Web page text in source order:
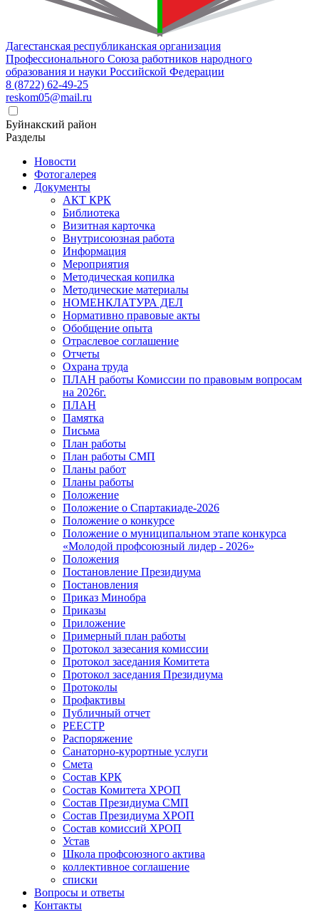
Дагестанская республиканская организация
Профессионального Союза работников народного
образования и науки Российской Федерации
8 (8722) 62-49-25
reskom05@mail.ru
Буйнакский район
Разделы
Новости
Фотогалерея
Документы
АКТ КРК
Библиотека
Визитная карточка
Внутрисоюзная работа
Информация
Мероприятия
Методическая копилка
Методические материалы
НОМЕНКЛАТУРА ДЕЛ
Нормативно правовые акты
Обобщение опыта
Отраслевое соглашение
Отчеты
Охрана труда
ПЛАН работы Комиссии по правовым вопросам
на 2026г.
ПЛАН
Памятка
Письма
План работы
План работы СМП
Планы работ
Планы работы
Положение
Положение о Спартакиаде-2026
Положение о конкурсе
Положение о муниципальном этапе конкурса
«Молодой профсоюзный лидер - 2026»
Положения
Постановление Президиума
Постановления
Приказ Минобра
Приказы
Приложение
Примерный план работы
Протокол зазесания комиссии
Протокол заседания Комитета
Протокол заседания Президиума
Протоколы
Профактивы
Публичный отчет
РЕЕСТР
Распоряжение
Санаторно-курортные услуги
Смета
Состав КРК
Состав Комитета ХРОП
Состав Президиума СМП
Состав Президиума ХРОП
Состав комиссий ХРОП
Устав
Школа профсоюзного актива
коллективное соглашение
списки
Вопросы и ответы
Контакты